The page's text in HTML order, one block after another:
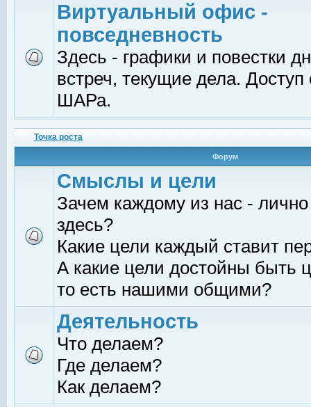
Виртуальный офис -
повседневность
Здесь - графики и повестки
встреч, текущие дела.
ШАРа.
Точка роста
Форум
Смыслы и цели
Зачем каждому из нас -
здесь?
Какие цели каждый ставит
А какие цели достойны быть
то есть нашими общими?
Деятельность
Что делаем?
Где делаем?
Как делаем?